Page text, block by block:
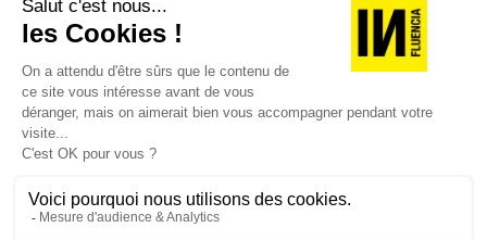
JE DÉCOUVRE LES NUMÉROS PRÉCÉDENTS
Je suis déjà abonné(e) :je consulte la revue en